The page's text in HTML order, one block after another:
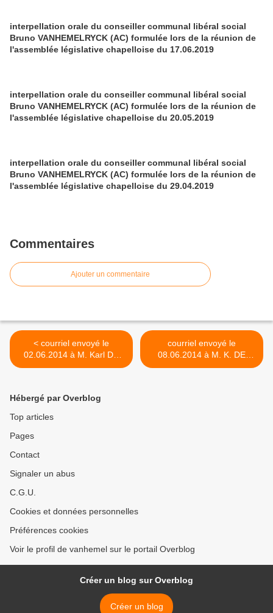
interpellation orale du conseiller communal libéral social
Bruno VANHEMELRYCK (AC) formulée lors de la réunion de
l'assemblée législative chapelloise du 17.06.2019
interpellation orale du conseiller communal libéral social
Bruno VANHEMELRYCK (AC) formulée lors de la réunion de
l'assemblée législative chapelloise du 20.05.2019
interpellation orale du conseiller communal libéral social
Bruno VANHEMELRYCK (AC) formulée lors de la réunion de
l'assemblée législative chapelloise du 29.04.2019
Commentaires
Ajouter un commentaire
< courriel envoyé le
02.06.2014 à M. Karl DE
VOS, Bourgmestre, au sujet
chapellois
courriel envoyé le
08.06.2014 à M. K. DE
VOS, Bourgmestre, au sujet
Hébergé par Overblog
Top articles
Pages
Contact
Signaler un abus
C.G.U.
Cookies et données personnelles
Préférences cookies
Voir le profil de vanhemel sur le portail Overblog
Créer un blog sur Overblog
Créer un blog